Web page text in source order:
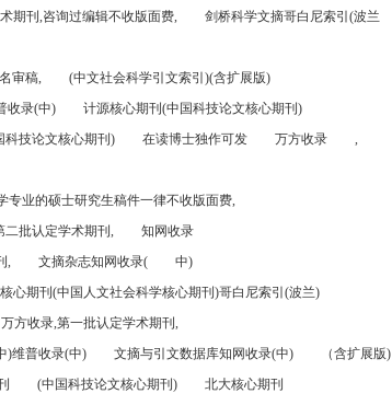
期刊,咨询过编辑不收版面费,
剑桥科学文摘哥白尼索引(波兰
审稿,
(中文社会科学引文索引)(含扩展版)
收录(中)
计源核心期刊(中国科技论文核心期刊)
科技论文核心期刊) 在读博士独作可发 万方收录
,
专业的硕士研究生稿件一律不收版面费,
二批认定学术期刊,
知网收录
, 文摘杂志知网收录(
中)
心期刊(中国人文社会科学核心期刊)哥白尼索引(波兰)
万方收录,第一批认定学术期刊,
)维普收录(中)
文摘与引文数据库知网收录(中)
（含扩展版)
(中国科技论文核心期刊)
北大核心期刊